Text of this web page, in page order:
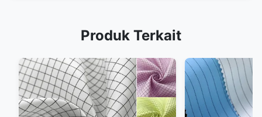
Produk Terkait